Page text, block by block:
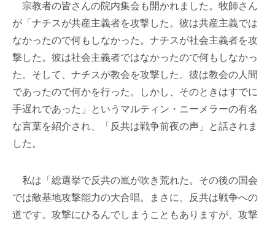
宗教者の皆さんの院内集会も開かれました。牧師さん
が「ナチスが共産主義者を攻撃した。彼は共産主義では
なかったので何もしなかった。ナチスが社会主義者を攻
撃した。彼は社会主義者ではなかったので何もしなかっ
た。そして、ナチスが教会を攻撃した。彼は教会の人間
であったので何かを行った。しかし、そのときはすでに
手遅れであった」というマルティン・ニーメラーの有名
な言葉を紹介され、「反共は戦争前夜の声」と話されま
した。
私は「総選挙で反共の嵐が吹き荒れた。その後の国会
では敵基地攻撃能力の大合唱。まさに、反共は戦争への
道です。攻撃にひるんでしまうこともありますが、攻撃